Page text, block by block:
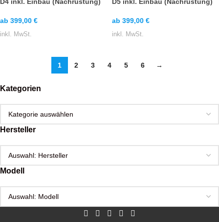
ab 399,00 €
inkl. MwSt.
ab 399,00 €
inkl. MwSt.
1 2 3 4 5 6 →
Kategorien
Hersteller
Modell